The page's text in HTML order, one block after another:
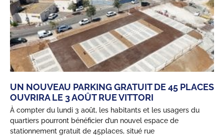
UN NOUVEAU PARKING GRATUIT DE 45 PLACES
OUVRIRA LE 3 AOÛT RUE VITTORI
À compter du lundi 3 août, les habitants et les usagers du
quartiers pourront bénéficier d’un nouvel espace de
stationnement gratuit de 45places, situé rue